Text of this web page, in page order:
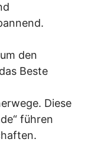
den
Beste
Diese
führen